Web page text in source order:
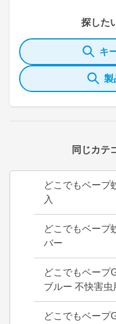
探した
キ
製
同じカテ
どこでもベープ
入
どこでもベープ
バー
どこでもベープ
ブルー 不快害虫
どこでもベープ